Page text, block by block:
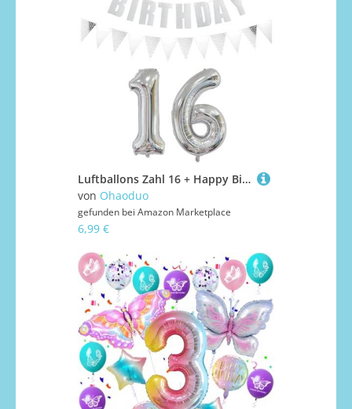
Luftballons Zahl 16 + Happy Birthday Girlande + banner Folienballon 16.Geburtstags deko Mädchen jungen Silber ballons 16 Jahre Geburtstag deko Zahlenballon 16 Geburtstag dekoration Mädchen junge(16)
von Ohaoduo
gefunden bei Amazon Marketplace
6,99 €